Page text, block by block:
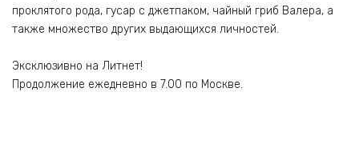
проклятого рода, гусар с джетпаком, чайный гриб Валера, а
также множество других выдающихся личностей.
Эксклюзивно на Литнет!
Продолжение ежедневно в 7.00 по Москве.